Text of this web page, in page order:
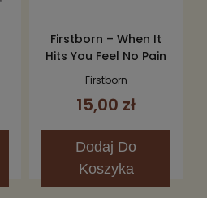
Firstborn – When It
Hits You Feel No Pain
CD
Firstborn
15,00 zł
Dodaj Do
Koszyka